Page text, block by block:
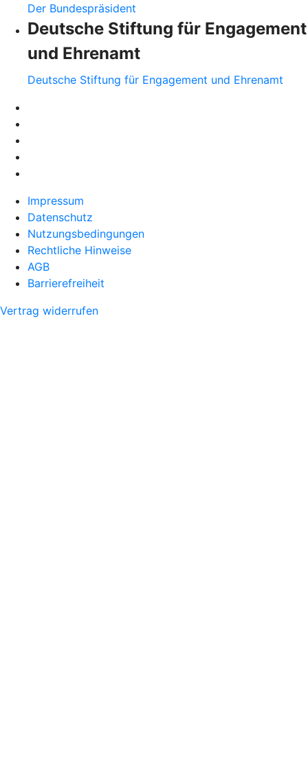
Der Bundespräsident
Deutsche Stiftung für Engagement
und Ehrenamt
Deutsche Stiftung für Engagement und Ehrenamt
Impressum
Datenschutz
Nutzungsbedingungen
Rechtliche Hinweise
AGB
Barrierefreiheit
Vertrag widerrufen